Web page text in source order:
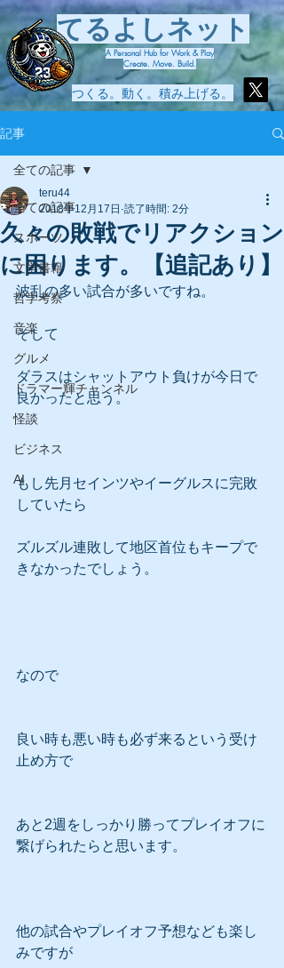
てるよしネット
つくる。動く。積み上げる。
A Personal Hub for Work & Play
Create. Move. Build.
記事
全ての記事
スポーツ
文学書籍
哲学考察
音楽
グルメ
ドラマー輝チャンネル
怪談
ビジネス
AI
全ての記事
久々の敗戦でリアクション
に困ります。【追記あり】
teru44
2018年12月17日 読了時間: 2分
波乱の多い試合が多いですね。
そして
ダラスはシャットアウト負けが今日で
良かったと思う。
もし先月セインツやイーグルスに完敗
していたら
ズルズル連敗して地区首位もキープで
きなかったでしょう。
なので
良い時も悪い時も必ず来るという受け
止め方で
あと2週をしっかり勝ってプレイオフに
繋げられたらと思います。
他の試合やプレイオフ予想なども楽し
みですが